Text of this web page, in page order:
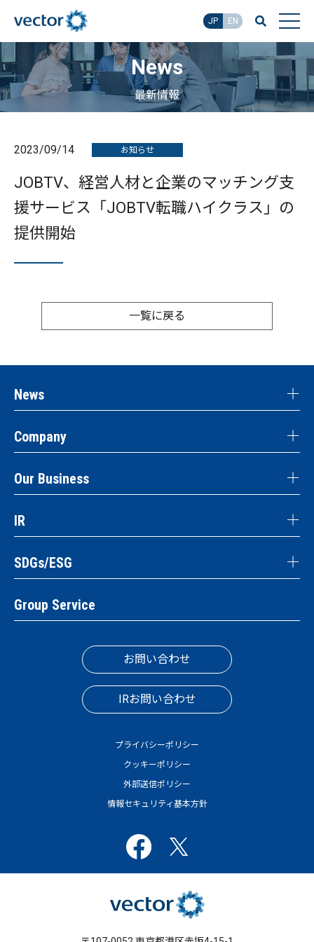
JP EN
News
最新情報
2023/09/14 お知らせ
JOBTV、経営人材と企業のマッチング支
援サービス「JOBTV転職ハイクラス」の
提供開始
一覧に戻る
News
Company
Our Business
IR
SDGs/ESG
Group Service
お問い合わせ
IRお問い合わせ
プライバシーポリシー
クッキーポリシー
外部送信ポリシー
情報セキュリティ基本方針